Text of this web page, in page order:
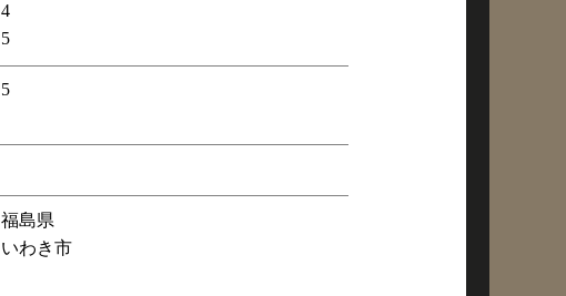
4
5
5
福島県
いわき市